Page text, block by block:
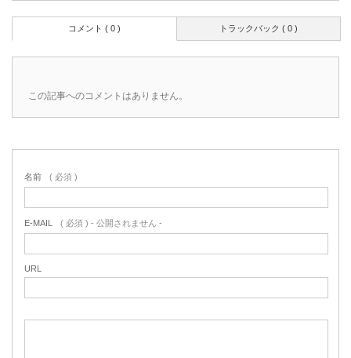
トラックバック ( 0 )
コメント ( 0 )
この記事へのコメントはありません。
名前 ( 必須 )
E-MAIL ( 必須 ) - 公開されません -
URL